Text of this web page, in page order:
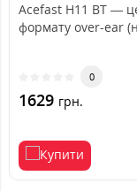
Acefast H11 BT —
формату over-ear
0
1629 грн.